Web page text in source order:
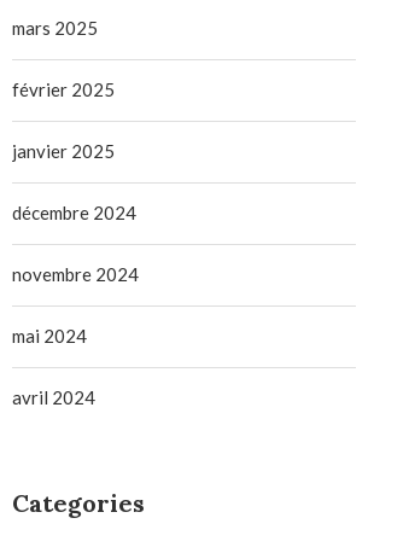
mars 2025
février 2025
janvier 2025
décembre 2024
novembre 2024
mai 2024
avril 2024
Categories